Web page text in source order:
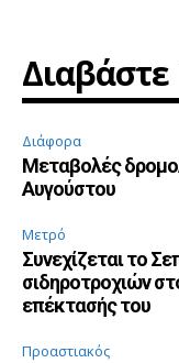
Διάφορα
Μεταβολές
Αυγούστου
Μετρό
Συνεχίζεται το
σιδηροτροχιών
επέκτασής του
Προαστιακός